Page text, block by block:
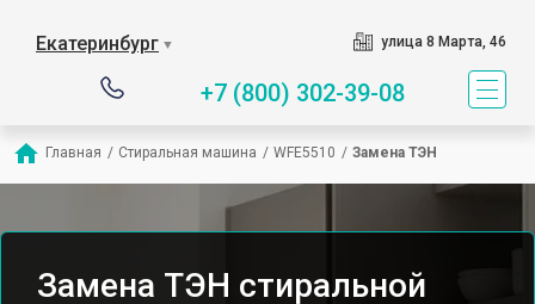
Екатеринбург ▼ улица 8 Марта, 46
+7 (800) 302-39-08
Главная / Стиральная машина / WFE5510 / Замена ТЭН
Замена ТЭН стиральной